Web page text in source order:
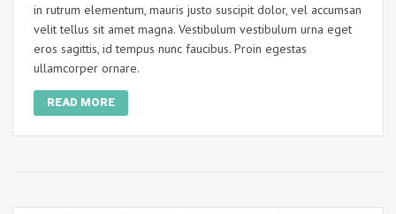
in rutrum elementum, mauris justo suscipit dolor, vel accumsan
velit tellus sit amet magna. Vestibulum vestibulum urna eget
eros sagittis, id tempus nunc faucibus. Proin egestas
ullamcorper ornare.
READ MORE